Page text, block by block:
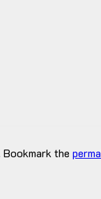
Bookmark the